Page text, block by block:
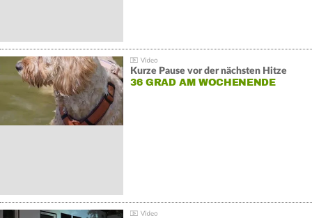
Kurze Pause vor der nächsten Hitze
36 GRAD AM WOCHENENDE